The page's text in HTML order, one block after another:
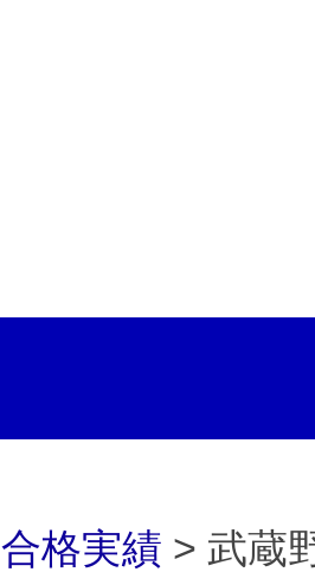
合格実績 > 武蔵